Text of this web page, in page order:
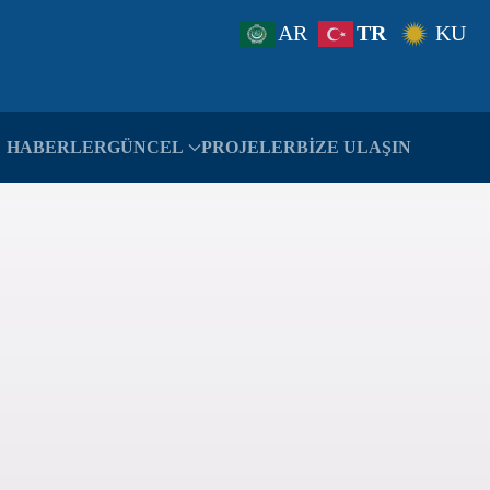
AR TR KU
HABERLERGÜNCEL PROJELERBIZE ULAŞIN